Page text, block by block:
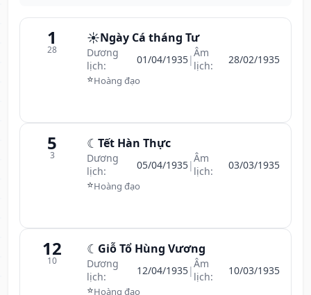
1
28
☀️Ngày Cá tháng Tư
Dương
lịch:
01/04/1935|Âm
lịch:
28/02/1935
⭐Hoàng đạo
5
3
☾ Tết Hàn Thực
Dương
lịch:
05/04/1935|Âm
lịch:
03/03/1935
⭐Hoàng đạo
12
10
☾ Giỗ Tổ Hùng Vương
Dương
lịch:
12/04/1935|Âm
lịch:
10/03/1935
⭐Hoàng đạo